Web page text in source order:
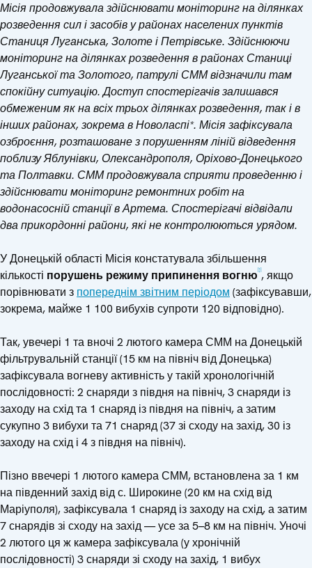
Місія продовжувала здійснювати моніторинг на ділянках
розведення сил і засобів у районах населених пунктів
Станиця Луганська, Золоте і Петрівське. Здійснюючи
моніторинг на ділянках розведення в районах Станиці
Луганської та Золотого, патрулі СММ відзначили там
спокійну ситуацію. Доступ спостерігачів залишався
обмеженим як на всіх трьох ділянках розведення, так і в
інших районах, зокрема в Новоласпі*. Місія зафіксувала
озброєння, розташоване з порушенням ліній відведення
поблизу Яблунівки, Олександрополя, Оріхово-Донецького
та Полтавки. СММ продовжувала сприяти проведенню і
здійснювати моніторинг ремонтних робіт на
водонасосній станції в Артема. Спостерігачі відвідали
два прикордонні райони, які не контролюються урядом.
У Донецькій області Місія констатувала збільшення
кількості порушень режиму припинення вогню [1], якщо
порівнювати з попереднім звітним періодом (зафіксувавши,
зокрема, майже 1 100 вибухів супроти 120 відповідно).
Так, увечері 1 та вночі 2 лютого камера СММ на Донецькій
фільтрувальній станції (15 км на північ від Донецька)
зафіксувала вогневу активність у такій хронологічній
послідовності: 2 снаряди з півдня на північ, 3 снаряди із
заходу на схід та 1 снаряд із півдня на північ, а затим
сукупно 3 вибухи та 71 снаряд (37 зі сходу на захід, 30 із
заходу на схід і 4 з півдня на північ).
Пізно ввечері 1 лютого камера СММ, встановлена за 1 км
на південний захід від с. Широкине (20 км на схід від
Маріуполя), зафіксувала 1 снаряд із заходу на схід, а затим
7 снарядів зі сходу на захід — усе за 5–8 км на північ. Уночі
2 лютого ця ж камера зафіксувала (у хронічній
послідовності) 3 снаряди зі сходу на захід, 1 вибух